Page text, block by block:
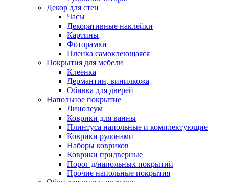
Декор для стен
Часы
Декоративные наклейки
Картины
Фоторамки
Пленка самоклеющаяся
Покрытия для мебели
Клеенка
Дермантин, винилкожа
Обивка для дверей
Напольное покрытие
Линолеум
Коврики для ванны
Плинтуса напольные и комплектующие
Коврики рулонами
Наборы ковриков
Коврики придверные
Порог д/напольных покрытий
Прочие напольные покрытия